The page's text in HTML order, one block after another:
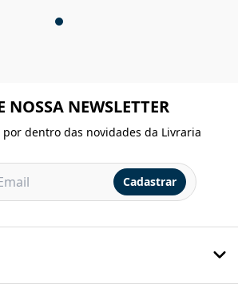
NOSSA NEWSLETTER
dentro das novidades da Livraria
Cadastrar